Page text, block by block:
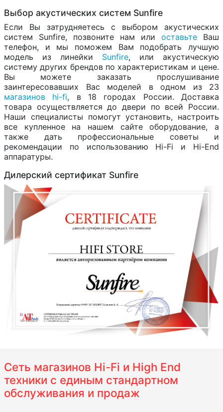
Выбор акустических систем Sunfire
Если Вы затрудняетесь с выбором акустических
систем Sunfire, позвоните нам или оставьте Ваш
телефон, и мы поможем Вам подобрать лучшую
модель из линейки Sunfire, или акустическую
систему других брендов по характеристикам и цене.
Вы можете заказать прослушивание
заинтересовавших Вас моделей в одном из 23
магазинов hi-fi, в 18 городах России. Доставка
товара осуществляется до двери по всей России.
Наши специалисты помогут установить, настроить
все купленное на нашем сайте оборудование, а
также дать профессиональные советы и
рекомендации по использованию Hi-Fi и Hi-End
аппаратуры.
Дилерский сертификат Sunfire
Сеть магазинов Hi-Fi и High End
техники с единым стандартном
обслуживания и продаж